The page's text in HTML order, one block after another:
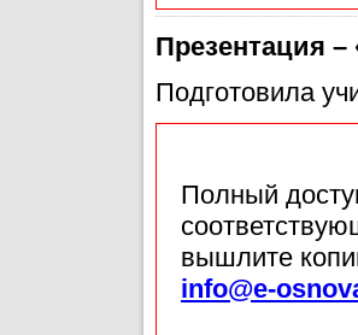
Презентация –
Подготовила
Полный
вышлите
info@e-